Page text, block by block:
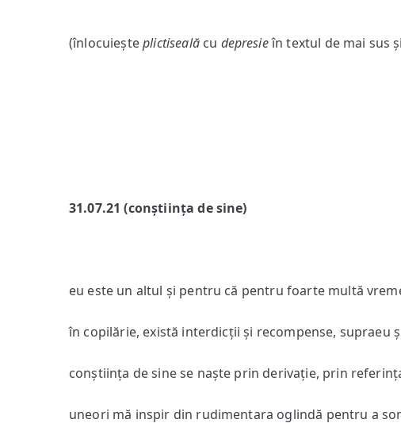
(înlocuieșteplictisealăcu depresieîn textul de mai sus
31.07.21 (conștiința de sine)
eu este un altul și pentru că pentru foarte multă
în copilărie, există interdicții și recompense, supraeu
conștiința de sine se naște prin derivație, prin
uneori mă inspir din rudimentara oglindă pentru a